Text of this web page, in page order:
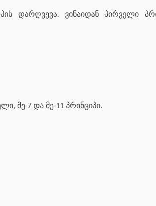
დარღვევა. ვინაიდან პირველი
მე-7 და მე-11 პრინციპი.